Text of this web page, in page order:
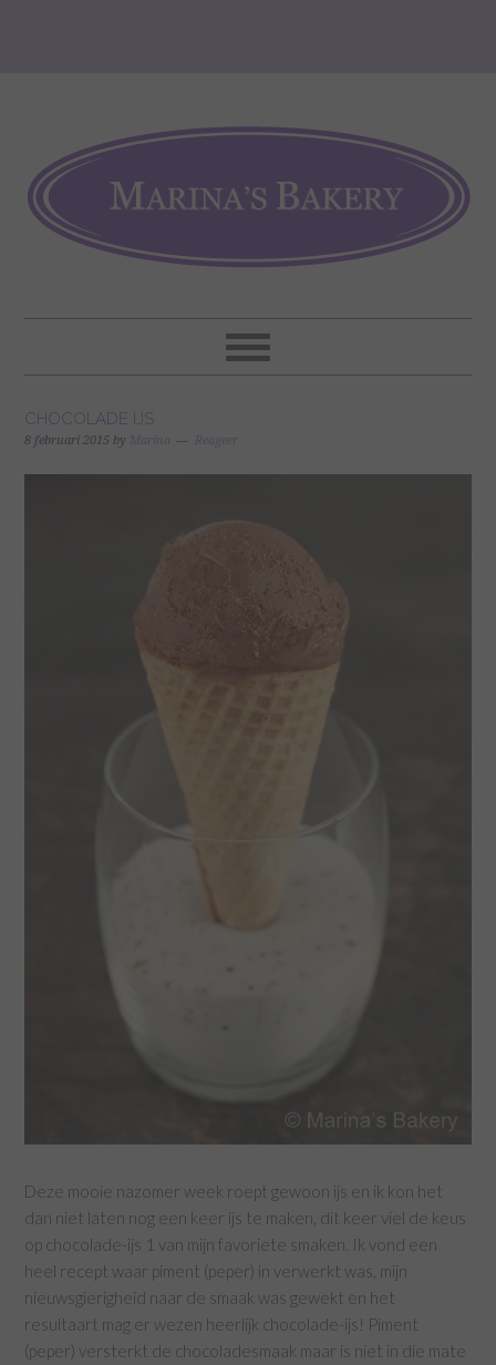
CHOCOLADE IJS
8 februari 2015 by Marina Reageer
Deze mooie nazomer week roept gewoon ijs en ik kon het
dan niet laten nog een keer ijs te maken, dit keer viel de keus
op chocolade-ijs 1 van mijn favoriete smaken. Ik vond een
heel recept waar piment (peper) in verwerkt was, mijn
nieuwsgierigheid naar de smaak was gewekt en het
resultaart mag er wezen heerlijk chocolade-ijs! Piment
(peper) versterkt de chocoladesmaak maar is niet in die mate